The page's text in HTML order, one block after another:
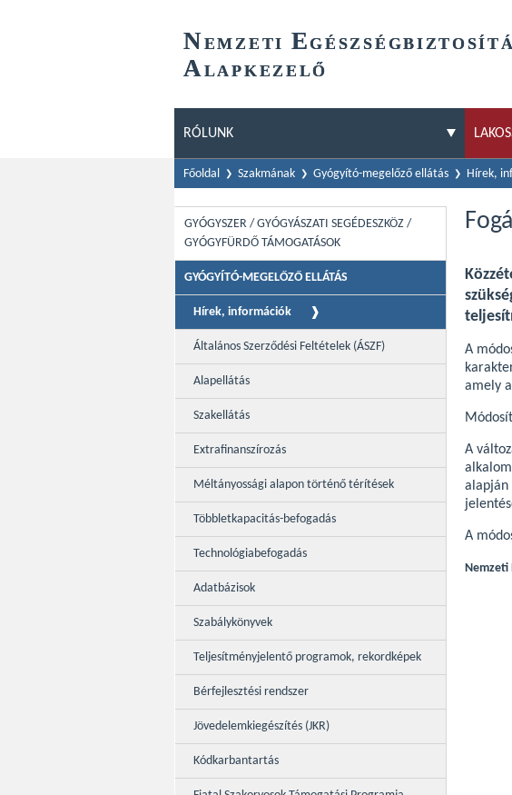
NEMZETI E
ALAPKEZELŐ
RÓLUNK
Főoldal Szakmának Gyógyító-megelőző ellátás Hírek,
GYÓGYSZER / GYÓGYÁSZATI SEGÉDESZKÖZ /
GYÓGYFÜRDŐ TÁMOGATÁSOK
GYÓGYÍTÓ-MEGELŐZŐ ELLÁTÁS
Hírek, információk
Általános Szerződési Feltételek (ÁSZF)
Alapellátás
Szakellátás
Extrafinanszírozás
Méltányossági alapon történő térítések
Többletkapacitás-befogadás
Technológiabefogadás
Adatbázisok
Szabálykönyvek
Teljesítményjelentő programok, rekordképek
Bérfejlesztési rendszer
Jövedelemkiegészítés (JKR)
Kódkarbantartás
A
amely
A
alapján
A
Nemzeti